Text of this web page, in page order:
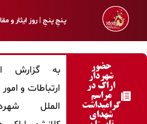
پـنجِ پنـجِ | روز ایثار و
حضور
شهردار
اراک در
مراسم
گرامیداشت
شهدای
به گزارش
ارتباطات و
الملل